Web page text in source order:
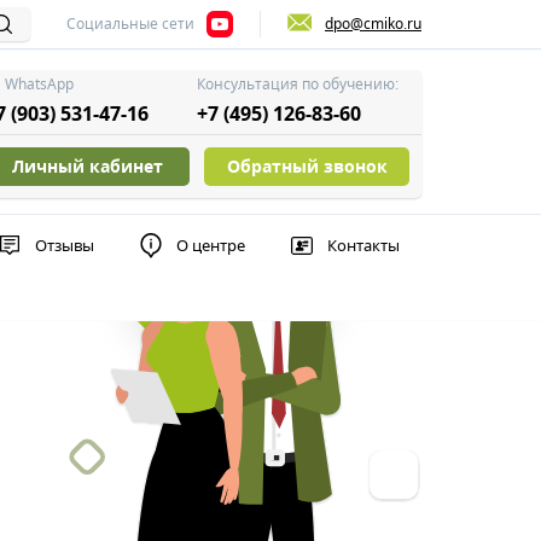
Социальные сети dpo@cmiko.ru
WhatsApp
(903) 531-47-16
Консультация по обучению:
+7 (495) 126-83-60
Личный кабинет Обратный звонок
Отзывы О центре Контакты